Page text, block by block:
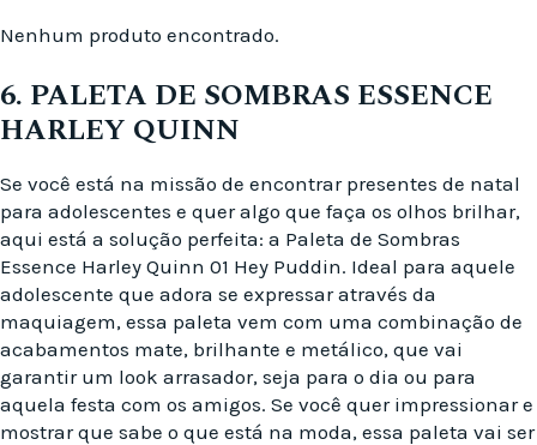
Nenhum produto encontrado.
6. PALETA DE SOMBRAS ESSENCE
HARLEY QUINN
Se você está na missão de encontrar presentes de natal
para adolescentes e quer algo que faça os olhos brilhar,
aqui está a solução perfeita: a Paleta de Sombras
Essence Harley Quinn 01 Hey Puddin. Ideal para aquele
adolescente que adora se expressar através da
maquiagem, essa paleta vem com uma combinação de
acabamentos mate, brilhante e metálico, que vai
garantir um look arrasador, seja para o dia ou para
aquela festa com os amigos. Se você quer impressionar e
mostrar que sabe o que está na moda, essa paleta vai ser